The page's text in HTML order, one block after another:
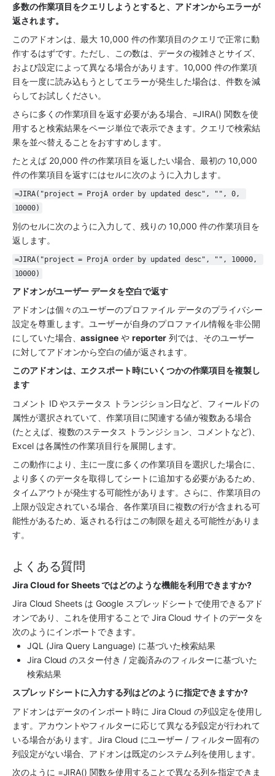
多数の作業項目をクエリしようとすると、アドオンからエラーが
返されます。
このアドオンは、最大 10,000 件の作業項目のクエリで正常に動
作するはずです。ただし、この数は、データの複雑さとサイズ、
および設定によって異なる場合があります。10,000 件の作業項
目を一度に読み込もうとしてエラーが発生した場合は、件数を減
らしてお試しください。
さらに多くの作業項目を返す必要がある場合、=JIRA() 関数を使
用すると検索結果をページ単位で表示できます。クエリで検索結
果を並べ替えることをおすすめします。
たとえば 20,000 件の作業項目を返したい場合、最初の 10,000
件の作業項目を返すにはセルに次のように入力します。
=JIRA("project = ProjA order by updated desc", "", 0,
10000)
別のセルに次のように入力して、残りの 10,000 件の作業項目を
返します。
=JIRA("project = ProjA order by updated desc", "", 10000,
10000)
アドオンがユーザー データを空白で返す
アドオンは個々のユーザーのプロファイル データのプライバシー
設定を尊重します。ユーザーが自身のプロファイル情報を非公開
にしていた場合、assignee や reporter 列では、そのユーザー
に対してアドオンから空白の値が返されます。
このアドオンは、エクスポート時にいくつかの作業項目を複製し
ます
コメント ID やステータス トランジション日など、フィールドの
属性が選択されていて、作業項目に関連する値が複数ある場合
(たとえば、複数のステータス トランジション、コメントなど)、
Excel は各属性の作業項目行を展開します。
この動作により、主に一度に多くの作業項目を選択した場合に、
より多くのデータを取得してシートに追加する必要があるため、
タイムアウトが発生する可能性があります。さらに、作業項目の
上限が設定されている場合、各作業項目に複数の行が含まれる可
能性があるため、返される行はこの制限を超える可能性がありま
す。
よくある質問
Jira Cloud for Sheets ではどのような機能を利用できますか?
Jira Cloud Sheets は Google スプレッドシートで使用できるアド
オンであり、これを使用することで Jira Cloud サイトのデータを
次のようにインポートできます。
JQL (Jira Query Language) に基づいた検索結果
Jira Cloud のスター付き / 定義済みのフィルターに基づいた
検索結果
スプレッドシートに入力する列はどのように指定できますか?
アドオンはデータのインポート時に Jira Cloud の列設定を使用し
ます。アカウントやフィルターに応じて異なる列設定が行われて
いる場合があります。Jira Cloud にユーザー / フィルター固有の
列設定がない場合、アドオンは既定のシステム列を使用します。
次のように =JIRA() 関数を使用することで異なる列を指定できま